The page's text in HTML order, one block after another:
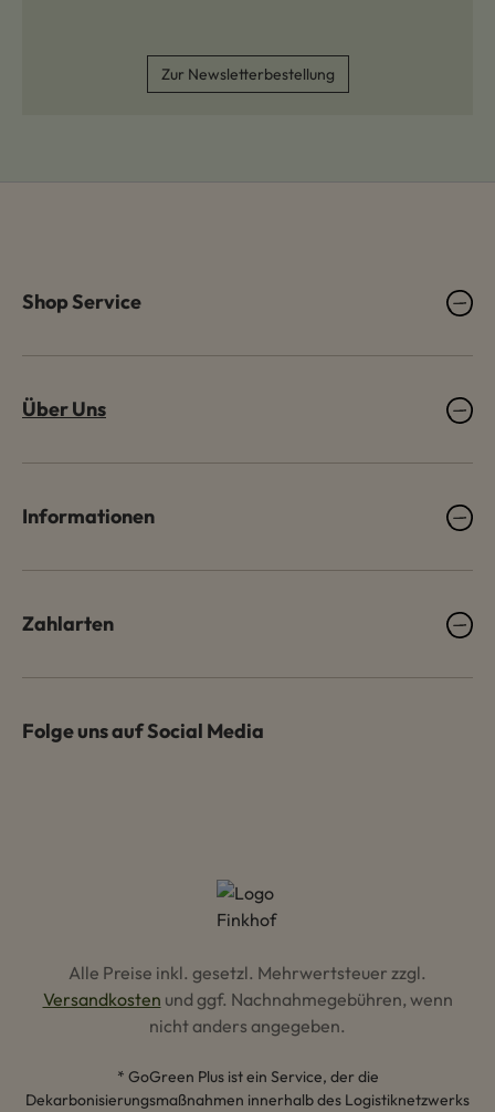
Zur Newsletterbestellung
Shop Service
Über Uns
Informationen
Zahlarten
Folge uns auf Social Media
Alle Preise inkl. gesetzl. Mehrwertsteuer zzgl.
Versandkosten und ggf. Nachnahmegebühren, wenn
nicht anders angegeben.
* GoGreen Plus ist ein Service, der die
Dekarbonisierungsmaßnahmen innerhalb des Logistiknetzwerks